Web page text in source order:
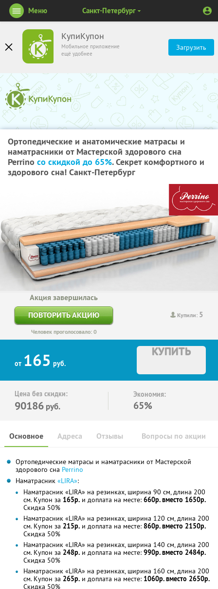
КупиКупон
Мобильное приложение
ещё удобнее
Загрузить
Меню Санкт-Петербург
Ортопедические и анатомические матрасы и
наматрасники от Мастерской здорового сна
Perrino со скидкой до 65%. Секрет комфортного и
здорового сна! Санкт-Петербург
Купили: 5
Акция завершилась
ПОВТОРИТЬ АКЦИЮ
Человек проголосовало: 0
от 165 руб.
КУПИТЬ
Цена без скидки:
90186 руб.
Экономия:
65%
Основное Отзывы Вопросы по акции
Адреса
Ортопедические матрасы и наматрасники от Мастерской
здорового сна Perrino
Наматрасник «LIRA»:
Наматрасник «LIRA» на резинках, ширина 90 см, длина 200
см. Купон за 165р. и доплата на месте: 660р. вместо 1650р.
Скидка 50%
Наматрасник «LIRA» на резинках, ширина 120 см, длина 200
см. Купон за 215р. и доплата на месте: 860р. вместо 2150р.
Скидка 50%
Наматрасник «LIRA» на резинках, ширина 140 см, длина 200
см. Купон за 248р. и доплата на месте: 990р. вместо 2484р.
Скидка 50%
Наматрасник «LIRA» на резинках, ширина 160 см, длина 200
см. Купон за 265р. и доплата на месте: 1060р. вместо 2650р.
Скидка 50%